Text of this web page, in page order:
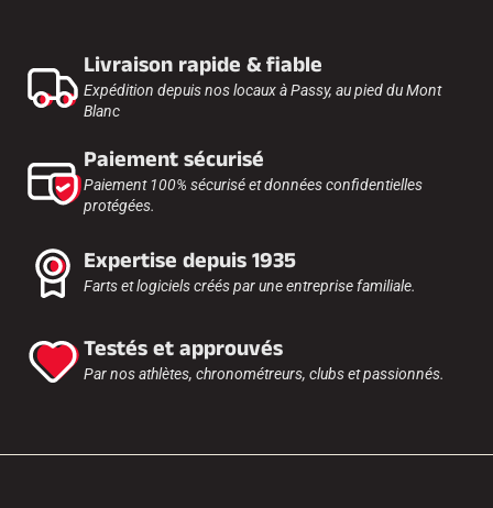
Livraison rapide & fiable
Expédition depuis nos locaux à Passy, au pied du Mont
Blanc
Paiement sécurisé
Paiement 100% sécurisé et données confidentielles
protégées.
Expertise depuis 1935
Farts et logiciels créés par une entreprise familiale.
Testés et approuvés
Par nos athlètes, chronométreurs, clubs et passionnés.